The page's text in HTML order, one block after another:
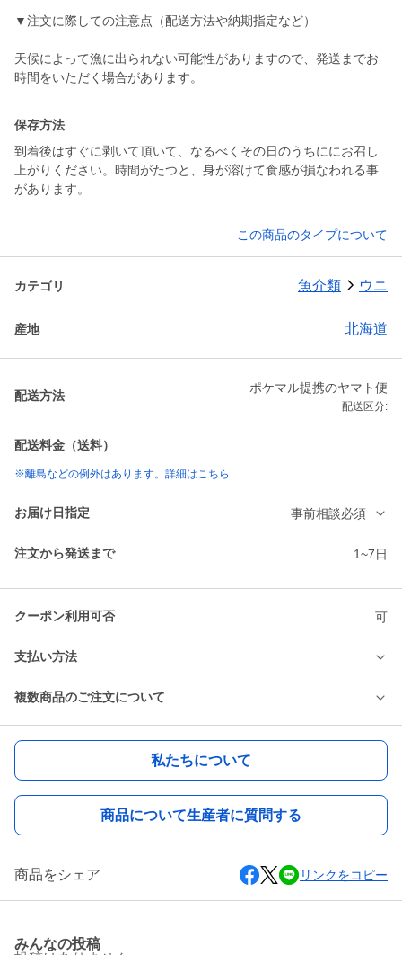
▼注文に際しての注意点（配送方法や納期指定など）
天候によって漁に出られない可能性がありますので、発送までお
時間をいただく場合があります。
保存方法
到着後はすぐに剥いて頂いて、なるべくその日のうちににお召し
上がりください。時間がたつと、身が溶けて食感が損なわれる事
この商品のタイプについて
カテゴリ 魚介類 ウニ
産地 北海道
配送方法
ポケマル提携のヤマト便
配送区分:
配送料金（送料）
※離島などの例外はあります。詳細はこちら
お届け日指定 事前相談必須
注文から発送まで 1~7日
クーポン利用可否 可
支払い方法
複数商品のご注文について
私たちについて
商品について生産者に質問する
商品をシェア リンクをコピー
みんなの投稿